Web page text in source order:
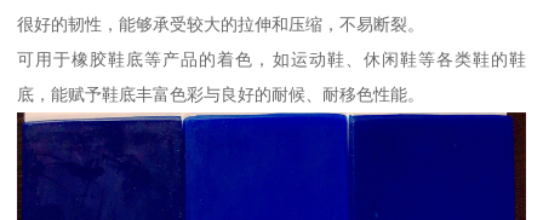
很好的韧性，能够承受较大的拉伸和压缩，不易断裂。
可用于橡胶鞋底等产品的着色，如运动鞋、休闲鞋等各类鞋的鞋
底，能赋予鞋底丰富色彩与良好的耐候、耐移色性能。